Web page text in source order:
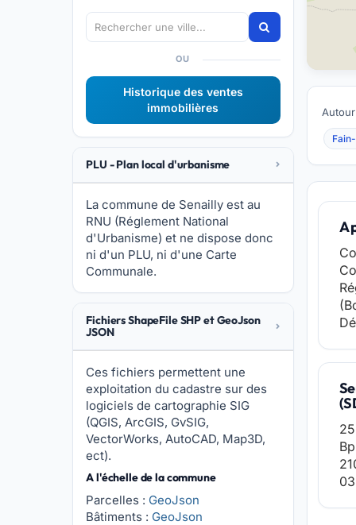
OU
Historique des ventes
immobilières
PLU - Plan local d'urbanisme
La commune de Senailly est au
RNU (Réglement National
d'Urbanisme) et ne dispose donc
ni d'un PLU, ni d'une Carte
Communale.
Fichiers ShapeFile SHP et GeoJson
JSON
Ces fichiers permettent une
exploitation du cadastre sur des
logiciels de cartographie SIG
(QGIS, ArcGIS, GvSIG,
VectorWorks, AutoCAD, Map3D,
ect).
A l'échelle de la commune
Parcelles : GeoJson
Bâtiments : GeoJson
A